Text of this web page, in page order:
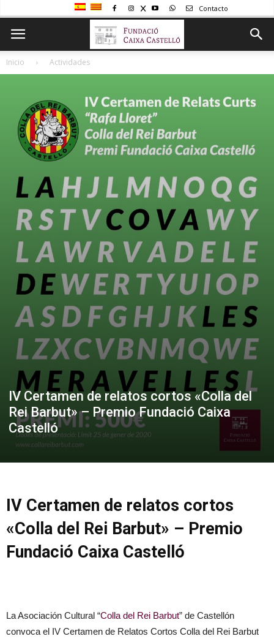
Contacto
Inicio Actividades
IV Certamen de relatos cortos «Colla del
Rei Barbut» – Premio Fundació Caixa
Castelló
IV Certamen de relatos cortos
«Colla del Rei Barbut» – Premio
Fundació Caixa Castelló
La Asociación Cultural “Colla del Rei Barbut” de Castellón
convoca el IV Certamen de Relatos Cortos Colla del Rei Barbut